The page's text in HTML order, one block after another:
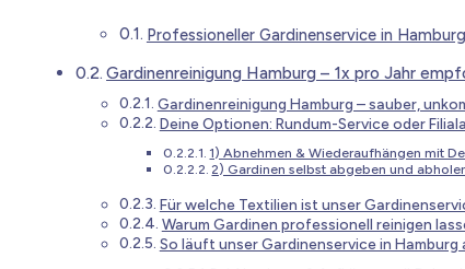
Professioneller Gardinenservice in Hamburg
Gardinenreinigung Hamburg – 1x pro Jahr
Gardinenreinigung Hamburg – sauber,
Deine Optionen: Rundum-Service oder
1) Abnehmen & Wiederaufhängen mit
2) Gardinen selbst abgeben und
Für welche Textilien ist unser
Warum Gardinen professionell reinigen
So läuft unser Gardinenservice in Hamburg